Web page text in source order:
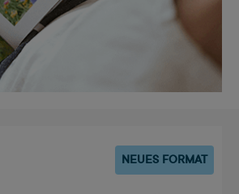
NEUES FORMAT